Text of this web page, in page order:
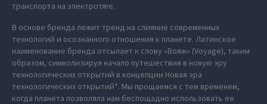
транспорта на электротяге.
В основе бренда лежит тренд на слияние современных
технологий и осознанного отношения к планете. Латинское
наименование бренда отсылает к слову «Вояж» (Voyage), таким
образом, символизируя начало путешествия в новую эру
технологических открытий в концепции Новая эра
технологических открытий*. Мы прощаемся с тем временем,
когда планета позволяла нам беспощадно использовать ее